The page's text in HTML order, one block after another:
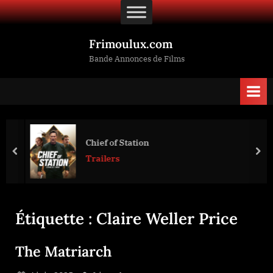
Skip
to
Frimoulux.com
Bande Annonces de Films
Chief of Station
Trailers
prev
Étiquette : Claire Weller Price
The Matriarch